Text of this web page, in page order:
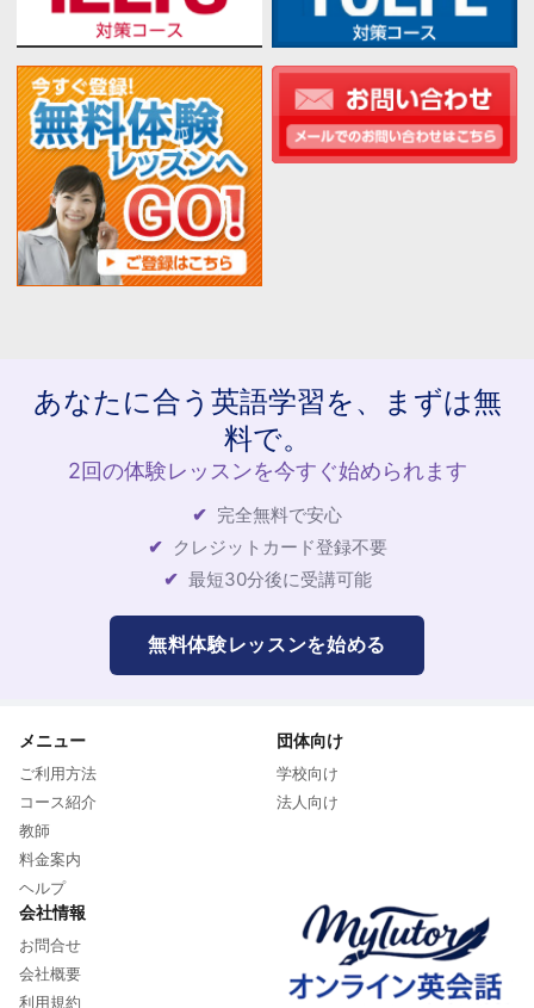
あなたに合う英語学習を、まずは無
料で。
2回の体験レッスンを今すぐ始められます
完全無料で安心
クレジットカード登録不要
最短30分後に受講可能
無料体験レッスンを始める
メニュー
ご利用方法
コース紹介
教師
料金案内
ヘルプ
団体向け
学校向け
法人向け
会社情報
お問合せ
会社概要
利用規約